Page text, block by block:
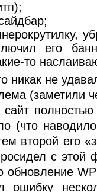
его
то
не
(заметили
сайт
(что
второй его
с этой
обновление
ошибку